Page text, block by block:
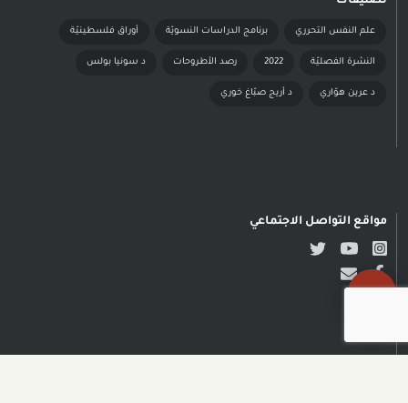
علم النفس التحرري برنامج الدراسات النسويّة أوراق فلسطينيّة
النشرة الفصليّة 2022 رصد الأطروحات د سونيا بولس
د عرين هوّاري د أريج صبّاغ خوري
مواقع التواصل الاجتماعي